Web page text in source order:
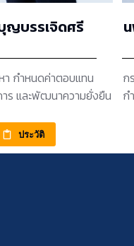
ญบรรเจิดศรี
า กำหนดค่าตอบแทน
ร และพัฒนาความยั่งยืน
ก
ก
ประวัติ